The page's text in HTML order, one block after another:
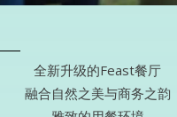
全新升级的Feast餐厅
融合自然之美与商务之韵